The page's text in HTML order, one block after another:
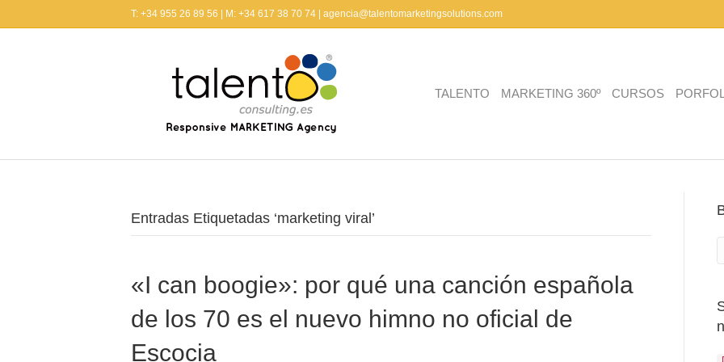
T: +34 955 26 89 56 | M: +34 617 38 70 74 | agencia@talentomarketingsolutions.com
TALENTO MARKETING 360º CURSOS
Entradas Etiquetadas ‘marketing viral’
«I can boogie»: por qué una canción española
de los 70 es el nuevo himno no oficial de
Escocia